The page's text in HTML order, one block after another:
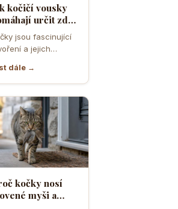
kočičí vousky
určit zda
kočka vejde do
otvoru
jsou fascinující
a jejich
i těmi
otvory je
dále →
kočky nosí
myši a